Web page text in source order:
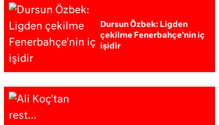
Dursun Özbek: Ligden
çekilme Fenerbahçe’nin iç
işidir